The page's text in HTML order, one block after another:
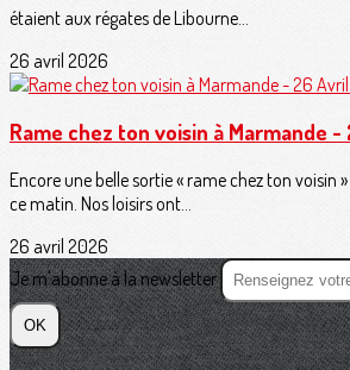
étaient aux régates de Libourne...
26 avril 2026
Rame chez ton voisin à Marmande
Encore une belle sortie « rame chez ton voisin
ce matin. Nos loisirs ont...
26 avril 2026
Je m'abonne à la newsletter
OK